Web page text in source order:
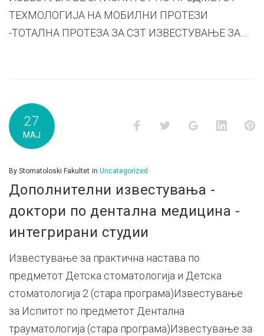
ТЕХМОЛОГИЈА НА МОБИЛНИ ПРОТЕЗИ
-ТОТАЛНА ПРОТЕЗА ЗА СЗТ ИЗВЕСТУВАЊЕ ЗА…
27
МАЈ
FacebookTwitter Google+
By Stomatoloski Fakultet in Uncategorized
Дополнителни известувања -
доктори по дентална медицина -
интегрирани студии
Известување за практична настава по
предметот Детска стоматологија и Детска
стоматологија 2 (стара програма)Известување
за Испитот по предметот Дентална
трауматологија (стара програма)Известување за